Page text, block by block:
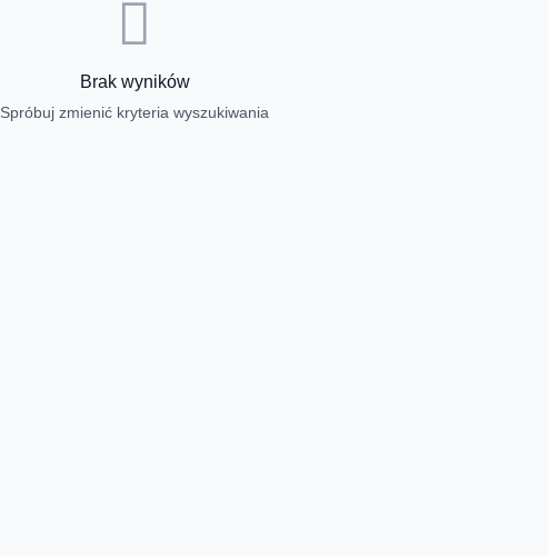
Brak wyników
Spróbuj zmienić kryteria wyszukiwania